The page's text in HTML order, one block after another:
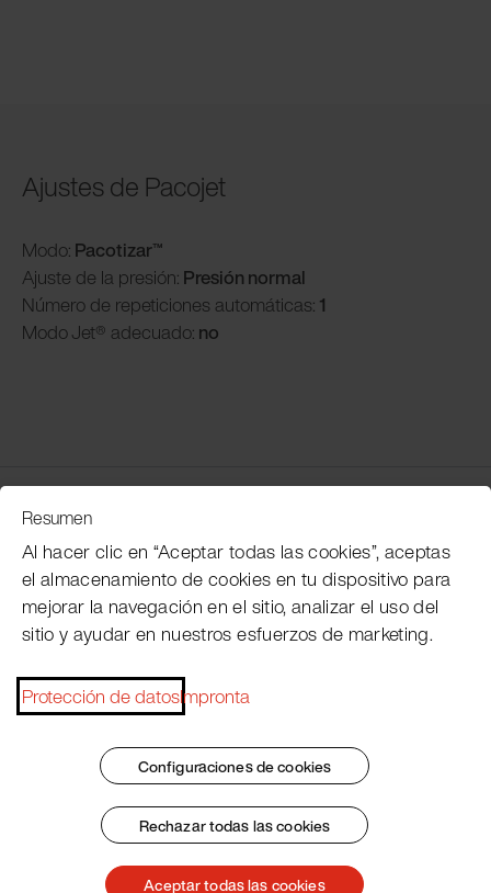
Ajustes de Pacojet
Modo: Pacotizar™
Ajuste de la presión: Presión normal
Número de repeticiones automáticas: 1
ModoJet® adecuado: no
Servicio de atención al cliente
Subscribe Pacojet Newsletter
Would you like to be regularly updated on news, event
Pie de imprenta Condiciones generales
Protección de datos
Resumen
Al hacer clic en “Aceptar todas las cookies”, aceptas
el almacenamiento de cookies en tu dispositivo para
mejorar la navegación en el sitio, analizar el uso del
sitio y ayudar en nuestros esfuerzos de marketing.
Protección de datosImpronta
Configuraciones de cookies
Rechazar todas las cookies
Aceptar todas las cookies